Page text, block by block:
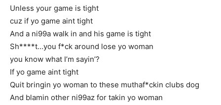
Unless your game is tight
cuz if yo game aint tight
And a ni99a walk in and his game is tight
Sh****t…you f*ck around lose yo woman
you know what I’m sayin’?
If yo game aint tight
Quit bringin yo woman to these muthaf*ckin clubs dog
And blamin other ni99az for takin yo woman